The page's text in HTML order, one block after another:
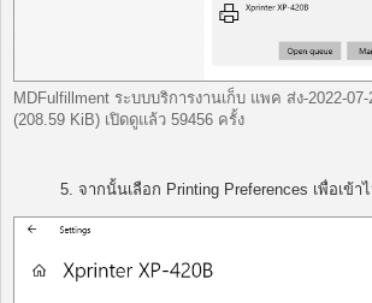
MDFulfillment ระบบบริการงานเก็บ แพค ส่ง-2022-07-
(208.59 KiB) เปิดดูแล้ว 59456 ครั้ง
5. จากนั้นเลือก Printing Preferences เพื่อเข้า